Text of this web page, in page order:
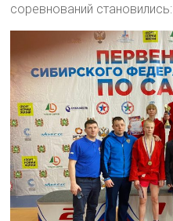
соревнований становились: